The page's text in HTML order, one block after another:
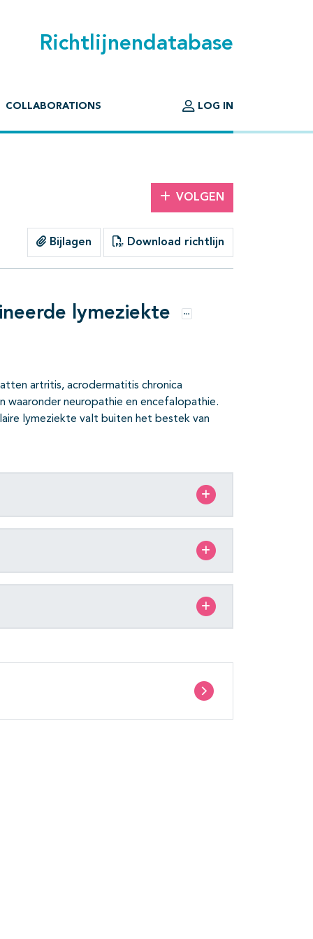
Richtlijnendatabase
COLLABORATIONS LOG IN
VOLGEN
Bijlagen Download richtlijn
lymeziekte Opties
artritis, acrodermatitis chronica
waaronder neuropathie en encefalopathie.
lymeziekte valt buiten het bestek van